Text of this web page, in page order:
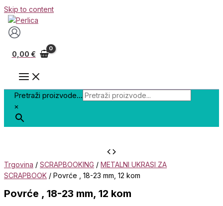
Skip to content
0,00 €
Pretraži proizvode...
×
Trgovina / SCRAPBOOKING / METALNI UKRASI ZA
SCRAPBOOK / Povrće , 18-23 mm, 12 kom
Povrće , 18-23 mm, 12 kom